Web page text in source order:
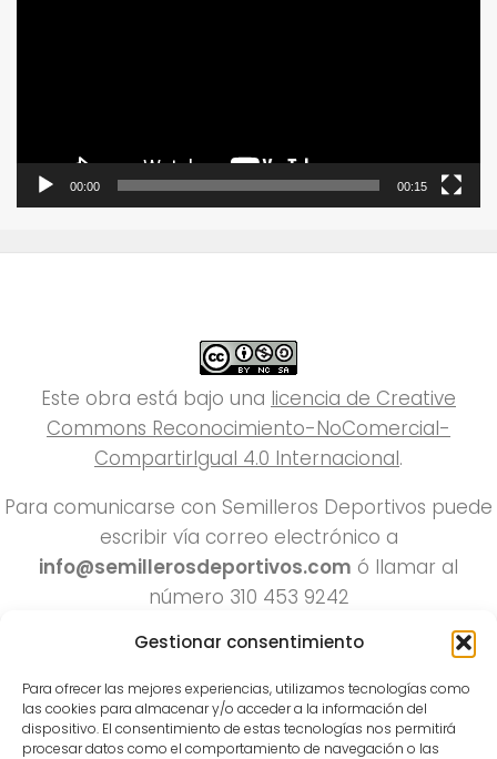
Gestionar consentimiento
Para ofrecer las mejores experiencias, utilizamos tecnologías como
las cookies para almacenar y/o acceder a la información del
dispositivo. El consentimiento de estas tecnologías nos permitirá
procesar datos como el comportamiento de navegación o las
00:00 00:15
Este obra está bajo una licencia de Creative
Commons Reconocimiento-NoComercial-
CompartirIgual 4.0 Internacional.
Para comunicarse con Semilleros Deportivos puede
escribir vía correo electrónico a
info@semillerosdeportivos.com ó llamar al
número 310 453 9242